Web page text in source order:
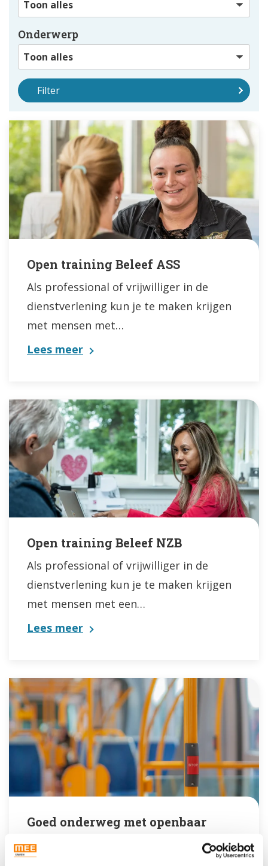
Onderwerp
Filter
Open training Beleef ASS
Als professional of vrijwilliger in de
dienstverlening kun je te maken krijgen
met mensen met…
Lees meer
Open training Beleef NZB
Als professional of vrijwilliger in de
dienstverlening kun je te maken krijgen
met mensen met een…
Lees meer
Goed onderweg met openbaar
Begripvol omgaan met reizigers met